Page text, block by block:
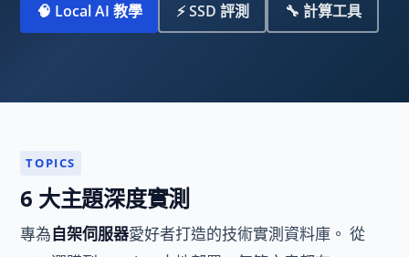
🧠 Local AI 教學 ⚡ SSD 評測 🔧 計算工具
TOPICS
6 大主題深度實測
專為自架伺服器愛好者打造的技術實測資料庫。 從